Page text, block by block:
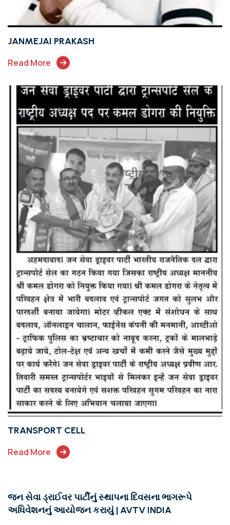
JANMEJAI PRAKASH
Read More
TRANSPORT CELL
Read More
જન સેવા ડ્રાઈવર પાર્ટીનું સ્થાપના દિવસના ભાગરૂપે
અધિવેશનનું આયોજન કરાયું | AVTV INDIA